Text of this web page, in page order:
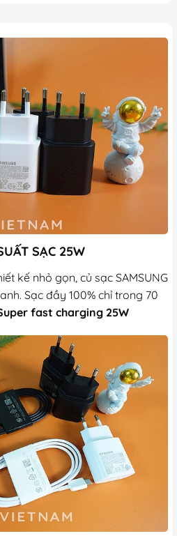
SẠC 25W
kế nhỏ gọn, củ sạc SAMSUNG
Sạc đầy 100% chỉ trong 70
fast charging 25W